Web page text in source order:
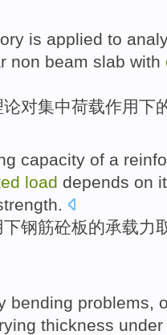
is applied to
non beam slab with
论对集中荷载作用下
capacity of a
load depends on
.
下钢筋砼板的承载力
bending problems,
thickness under